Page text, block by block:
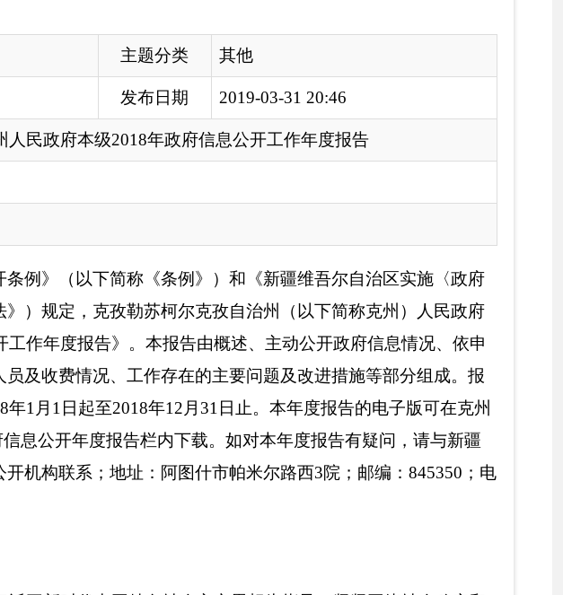
《条例》）和《新疆维吾尔自治区实施〈政府
苏柯尔克孜自治州（以下简称克州）人民政府
作存在的主要问题及改进措施等部分组成。报
：阿图什市帕米尔路西3院；邮编：845350；电
色社会主义 思想为指导，紧紧围绕社会稳定和
，认真贯彻落实《条例》《办法》和党中央、
推动财政预决算、公共资源配置、重大建设项
行政审批制度和综合服务窗口改革为抓手，按
确、及时、有效、便民的原则，创新公开方
服务、结果公开，不断强化主动公开、政策解